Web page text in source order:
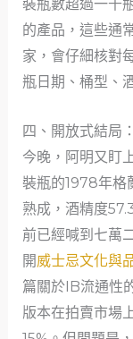
裝瓶數超過一千
的產品，這些通
家，會仔細核對
瓶日期、桶型、
四、開放式結局
今晚，阿明又盯
裝瓶的1978年
熟成，酒精度
前已經喊到七萬
開威士忌文化與
篇關於IB流通性
版本在拍賣市場